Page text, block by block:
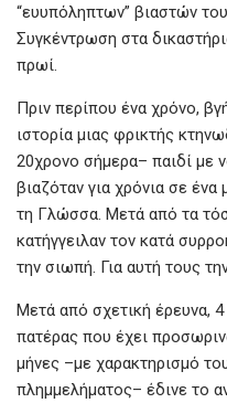
“ευυπόληπτων” βιαστών
Συγκέντρωση στα
πρωί.
Πριν περίπου ένα χρόνο,
ιστορία μιας φρικτής
20χρονο σήμερα– παιδί με
βιαζόταν για χρόνια σε
τη Γλώσσα. Μετά από τα
κατήγγειλαν τον κατά
την σιωπή. Για αυτή τους
Μετά από σχετική έρευνα,
πατέρας που έχει
μήνες –με χαρακτηρισμό
πλημμελήματος– έδινε το